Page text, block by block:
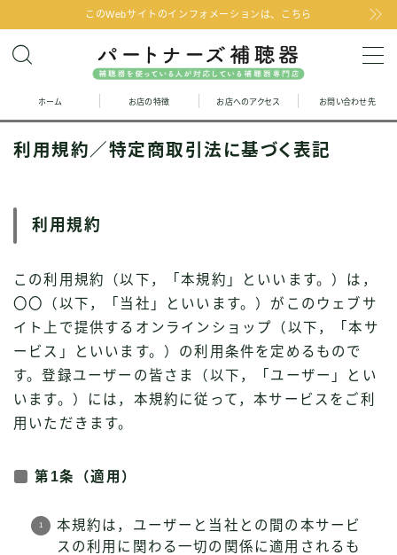
このWebサイトのインフォメーションは、こちら
MENU
お問い合わせ
お店へのアクセス
お客様の声
取り扱い補聴器
ホーム お店の特徴 お店へのアクセス お問い合わせ先
利用規約／特定商取引法に基づく表記
利用規約
この利用規約（以下，「本規約」といいます。）は，
〇〇（以下，「当社」といいます。）がこのウェブサ
イト上で提供するオンラインショップ（以下，「本サ
ービス」といいます。）の利用条件を定めるもので
す。登録ユーザーの皆さま（以下，「ユーザー」とい
います。）には，本規約に従って，本サービスをご利
用いただきます。
第1条（適用）
本規約は，ユーザーと当社との間の本サービ
スの利用に関わる一切の関係に適用されるも